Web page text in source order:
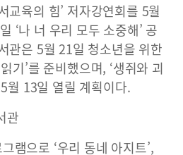
교육의 힘’ 저자강연회를 5월
‘나 너 우리 모두 소중해’ 공
관은 5월 21일 청소년을 위한
기’를 준비했으며, ‘생쥐와 괴
월 13일 열릴 계획이다.
관
램으로 ‘우리 동네 아지트’,